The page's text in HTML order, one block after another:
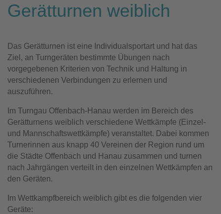
Gerätturnen weiblich
Das Gerätturnen ist eine Individualsportart und hat das
Ziel, an Turngeräten bestimmte Übungen nach
vorgegebenen Kriterien von Technik und Haltung in
verschiedenen Verbindungen zu erlernen und
auszuführen.
Im Turngau Offenbach-Hanau werden im Bereich des
Gerätturnens weiblich verschiedene Wettkämpfe (Einzel-
und Mannschaftswettkämpfe) veranstaltet. Dabei kommen
Turnerinnen aus knapp 40 Vereinen der Region rund um
die Städte Offenbach und Hanau zusammen und turnen
nach Jahrgängen verteilt in den einzelnen Wettkämpfen an
den Geräten.
Im Wettkampfbereich weiblich gibt es die folgenden vier
Geräte: